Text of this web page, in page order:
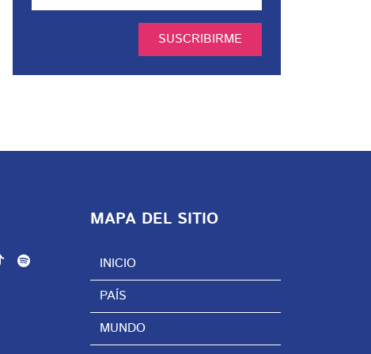
SUSCRIBIRME
MAPA DEL SITIO
INICIO
PAÍS
MUNDO